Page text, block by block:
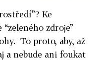
Ke
zdroje”
To proto, aby, až
a nebude ani foukat